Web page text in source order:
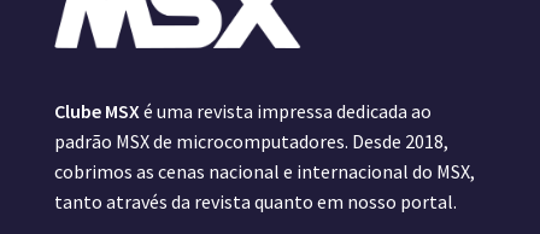
Clube MSX é uma revista impressa dedicada ao
padrão MSX de microcomputadores. Desde 2018,
cobrimos as cenas nacional e internacional do MSX,
tanto através da revista quanto em nosso portal.